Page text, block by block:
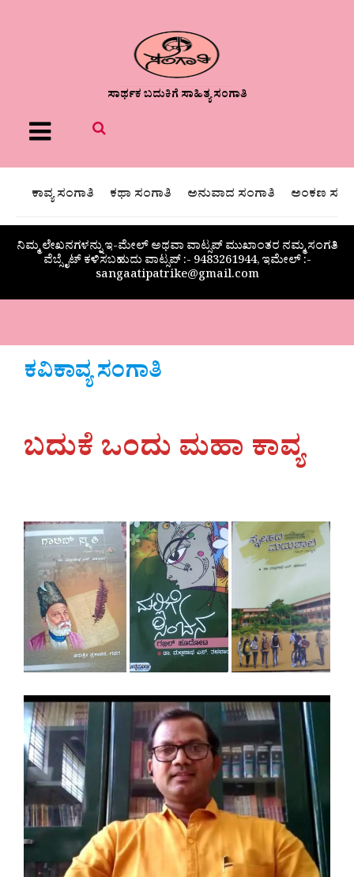
ಸಾರ್ಥಕ ಬದುಕಿಗೆ ಸಾಹಿತ್ಯ ಸಂಗಾತಿ
Menu
ಕಾವ್ಯ ಸಂಗಾತಿ ಕಥಾ ಸಂಗಾತಿ ಅನುವಾದ ಸಂಗಾತಿ ಅಂಕಣ
ನಿಮ್ಮ ಲೇಖನಗಳನ್ನು ಇ-ಮೇಲ್ ಅಥವಾ ವಾಟ್ಸಪ್ ಮುಖಾಂತರ ನಮ್ಮ ಸಂಗತಿ
ವೆಬ್ಸೈಟ್ ಕಳಿಸಬಹುದು ವಾಟ್ಸಪ್‌ :- 9483261944, ಇಮೇಲ್ :-
sangaatipatrike@gmail.com
ಕವಿಕಾವ್ಯ ಸಂಗಾತಿ
ಬದುಕೆ ಒಂದು ಮಹಾ ಕಾವ್ಯ